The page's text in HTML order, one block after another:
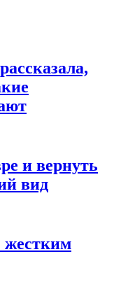
и вернуть
вид
жестким